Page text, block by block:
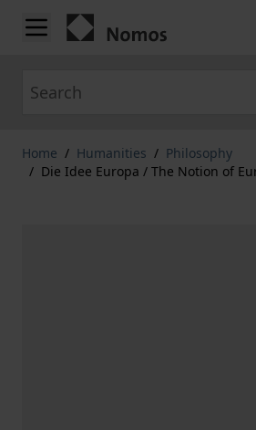
Skip to Content
Home / Humanities / Philosophy
/ Die Idee Europa / The Notion of